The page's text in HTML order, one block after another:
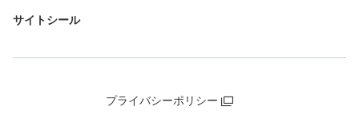
サイトシール
プライバシーポリシー